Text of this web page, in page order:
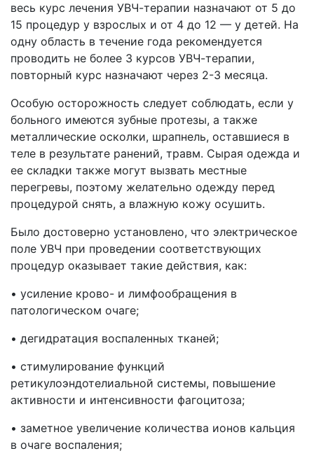
весь курс лечения УВЧ-терапии назначают от 5 до
15 процедур у взрослых и от 4 до 12 — у детей. На
одну область в течение года рекомендуется
проводить не более 3 курсов УВЧ-терапии,
повторный курс назначают через 2-3 месяца.
Особую осторожность следует соблюдать, если у
больного имеются зубные протезы, а также
металлические осколки, шрапнель, оставшиеся в
теле в результате ранений, травм. Сырая одежда и
ее складки также могут вызвать местные
перегревы, поэтому желательно одежду перед
процедурой снять, а влажную кожу осушить.
Было достоверно установлено, что электрическое
поле УВЧ при проведении соответствующих
процедур оказывает такие действия, как:
• усиление крово- и лимфообращения в
патологическом очаге;
• дегидратация воспаленных тканей;
• стимулирование функций
ретикулоэндотелиальной системы, повышение
активности и интенсивности фагоцитоза;
• заметное увеличение количества ионов кальция
в очаге воспаления;